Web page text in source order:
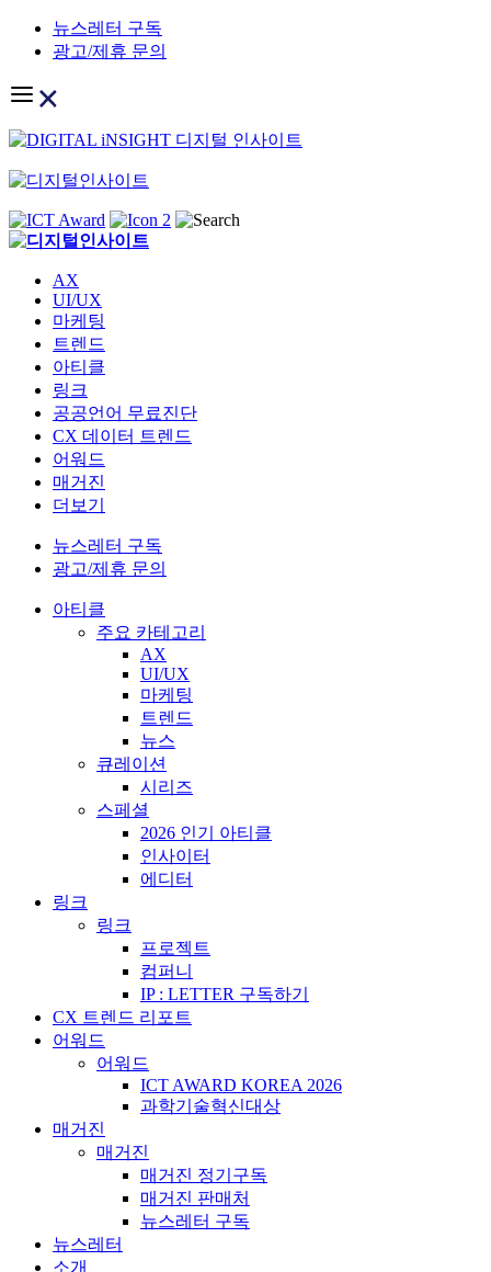
Skip
content
뉴스레터 구독
광고/제휴 문의
AX
UI/UX
마케팅
트렌드
아티클
링크
공공언어 무료진단
CX 데이터 트렌드
어워드
매거진
더보기
뉴스레터 구독
광고/제휴 문의
아티클
주요 카테고리
AX
UI/UX
마케팅
트렌드
뉴스
큐레이션
시리즈
스페셜
2026 인기 아티클
인사이터
에디터
링크
링크
프로젝트
컴퍼니
IP : LETTER 구독하기
CX 트렌드 리포트
어워드
어워드
ICT AWARD KOREA 2026
과학기술혁신대상
매거진
매거진
매거진 정기구독
매거진 판매처
뉴스레터 구독
뉴스레터
소개